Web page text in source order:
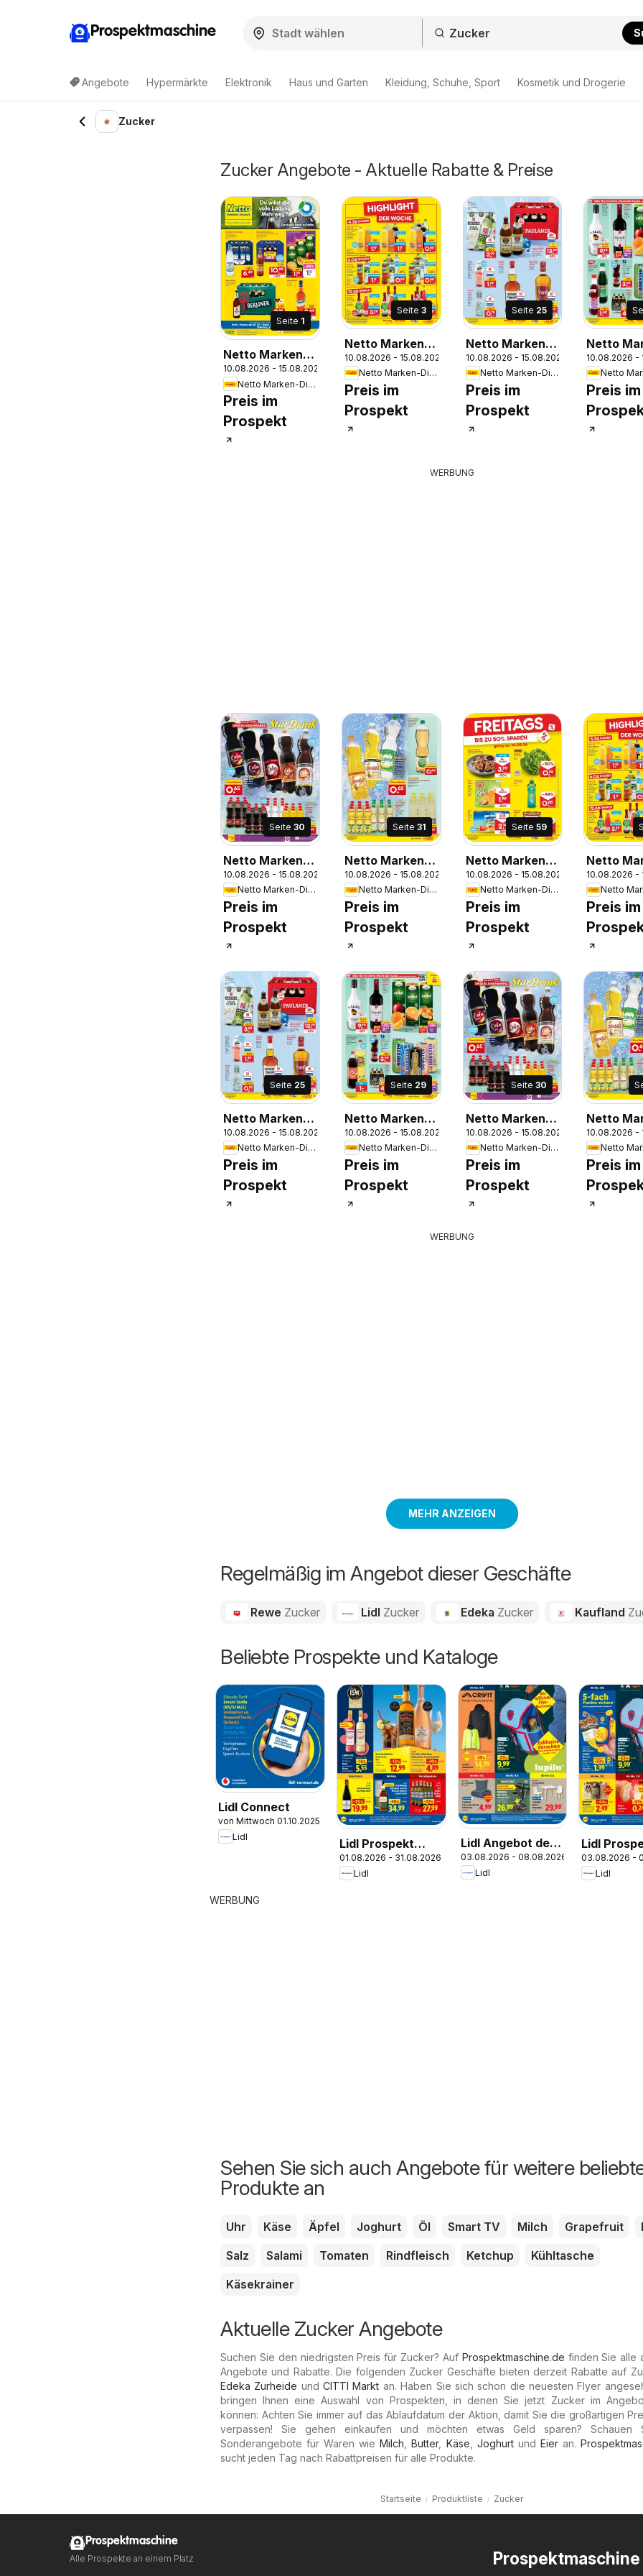
Prospektmaschine
Angebote Hypermärkte Elektronik Haus und Garten Kleidung, Schuhe, Sport Kosmetik und Drogerie
Zucker
Zucker Angebote - Aktuelle Rabatte & Preise
Seite 1
Netto Marken-
Discount
Prospekt Berlin
10.08.2026 - 15.08.2026
Netto Marken-Discount
Preis im
Prospekt
Seite 3
Netto Marken-
Discount
Prospekt
Bitterfeld-
Wolfen
10.08.2026 - 15.08.2026
Netto Marken-Discount
Preis im
Prospekt
Seite 25
Netto Marken-
Discount
Prospekt
Bitterfeld-
Wolfen
10.08.2026 - 15.08.2026
Netto Marken-Discount
Preis im
Prospekt
Netto
Discount
Prospekt
Bitterfeld-
Wolfen
10.08.2026 -
Preis im
WERBUNG
Seite 30
Netto Marken-
Discount
Prospekt
Bitterfeld-
Wolfen
10.08.2026 - 15.08.2026
Netto Marken-Discount
Preis im
Prospekt
Seite 31
Netto Marken-
Discount
Prospekt
Bitterfeld-
Wolfen
10.08.2026 - 15.08.2026
Netto Marken-Discount
Preis im
Prospekt
Seite59
Netto Marken-
Discount
Prospekt
Bitterfeld-
Wolfen
10.08.2026 - 15.08.2026
Netto Marken-Discount
Preis im
Prospekt
Netto
Discount
Prospekt
Bremen-
10.08.2026 -
Preis im
Seite 25
Netto Marken-
Discount
Prospekt
Bremen-Lesum
10.08.2026 - 15.08.2026
Netto Marken-Discount
Preis im
Prospekt
Seite 29
Netto Marken-
Discount
Prospekt
Bremen-Lesum
10.08.2026 - 15.08.2026
Netto Marken-Discount
Preis im
Prospekt
Seite30
Netto Marken-
Discount
Prospekt
Bremen-Lesum
10.08.2026 - 15.08.2026
Netto Marken-Discount
Preis im
Prospekt
Netto
Discount
Prospekt
Bremen-
10.08.2026 -
Preis im
WERBUNG
MEHR ANZEIGEN
Regelmäßig im Angebot dieser Geschäfte
Rewe Zucker Lidl Zucker Edeka Zucker Kaufland
Beliebte Prospekte und Kataloge
Lidl Connect
von Mittwoch 01.10.2025
Lidl
Lidl Prospekt
Wein &
Spirituosen
01.08.2026 - 31.08.2026
Lidl
Lidl Angebot der
Woche
03.08.2026 - 08.08.2026
Lidl
Lidl
03.08.2026 -
Lidl
WERBUNG
Sehen Sie sich auch Angebote für weitere
Produkte an
Uhr Käse Äpfel Joghurt Öl Smart TV Milch Grapefruit
Salz
Salami Tomaten Rindfleisch Ketchup
Kühltasche
Käsekrainer
Aktuelle Zucker Angebote
Suchen Sie den niedrigsten Preis für Zucker? Auf Prospektmaschine.de finden Sie alle
Angebote und Rabatte. Die folgenden Zucker Geschäfte bieten derzeit Rabatte auf
Edeka Zurheide undCITTI Markt an. Haben Sie sich schon die neuesten Flyer
bringen Ihnen eine Auswahl von Prospekten, in denen Sie jetzt Zucker im
können: Achten Sie immer auf das Ablaufdatum der Aktion, damit Sie die großartigen
verpassen! Sie gehen einkaufen und möchten etwas Geld sparen? Schauen
Sonderangebote für Waren wieMilch ,Butter, Käse Joghurtund Eieran.
sucht jeden Tag nach Rabattpreisen für alle Produkte.
Startseite Produktliste Zucker
Prospektmaschine
Prospektmaschine
Alle Prospekte an einem Platz